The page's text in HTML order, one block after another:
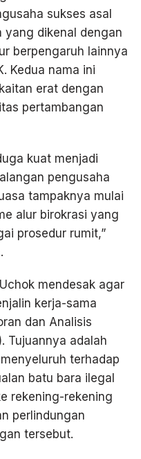
sukses asal
yang dikenal dengan
berpengaruh lainnya
Kedua nama ini
erat dengan
pertambangan
kuat menjadi
pengusaha
tampaknya mulai
alur birokrasi yang
prosedur rumit,”
mendesak agar
kerja-sama
dan Analisis
Tujuannya adalah
terhadap
batu bara ilegal
rekening-rekening
perlindungan
tersebut.